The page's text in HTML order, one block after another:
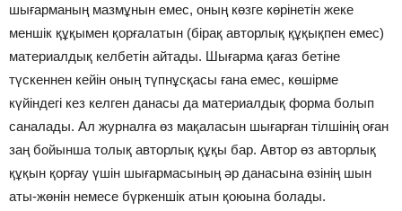
шығарманың мазмұнын емес, оның көзге көрінетін жеке
меншік құқымен қорғалатын (бірақ авторлық құқықпен емес)
материалдық келбетін айтады. Шығарма қағаз бетіне
түскеннен кейін оның түпнұсқасы ғана емес, көшірме
күйіндегі кез келген данасы да материалдық форма болып
саналады. Ал журналға өз мақаласын шығарған тілшінің оған
заң бойынша толық авторлық құқы бар. Автор өз авторлық
құқын қорғау үшін шығармасының әр данасына өзінің шын
аты-жөнін немесе бүркеншік атын қоюына болады.